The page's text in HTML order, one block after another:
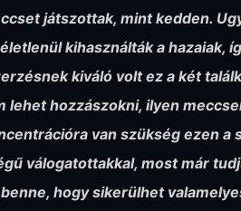
játszottak, mint kedden.
kihasználták a hazaiak,
kiváló volt ez a két
lehet hozzászokni, ilyen
van szükség ezen a
válogatottakkal, most már
hogy sikerülhet